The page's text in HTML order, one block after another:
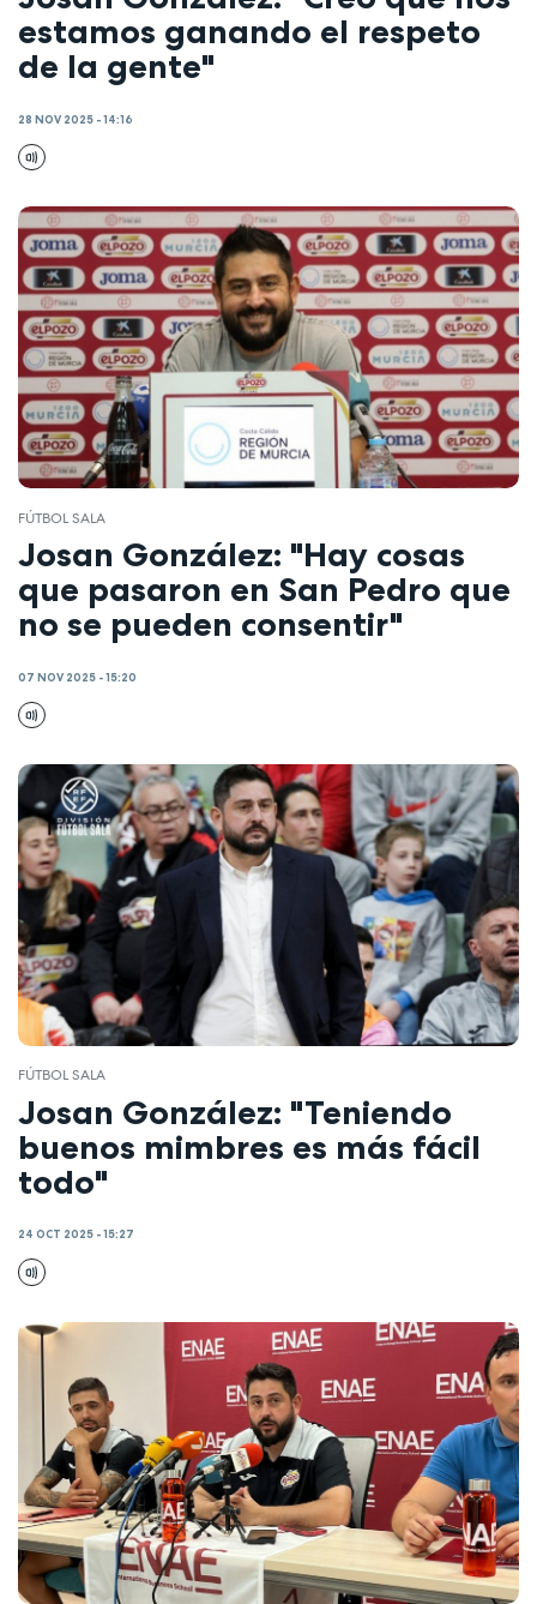
estamos ganando el respeto
de la gente"
28 NOV 2025 - 14:16
FÚTBOL SALA
Josan González: "Hay cosas
que pasaron en San Pedro que
no se pueden consentir"
07 NOV 2025 - 15:20
FÚTBOL SALA
Josan González: "Teniendo
buenos mimbres es más fácil
todo"
24 OCT 2025 - 15:27